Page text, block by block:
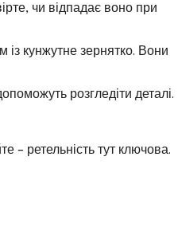
чи відпадає воно при
із кунжутне зернятко. Вони
розгледіти деталі.
– ретельність тут ключова.